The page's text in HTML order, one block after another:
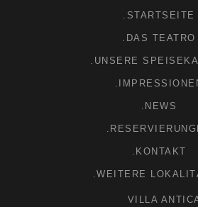
.STARTSEITE
.DAS TEATRO
.UNSERE
.NEWS
.KONTAKT
.WEITERE
VILLA